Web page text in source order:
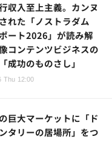
収入至上主義。カンヌ
れた「ノストラダム
ート2026」が読み解
コンテンツビジネスの
成功のものさし」
Thu 12:00
巨大マーケットに「ド
タリーの居場所」をつ